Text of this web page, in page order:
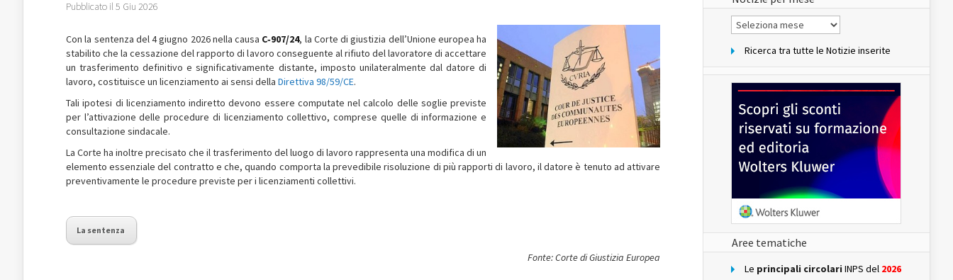
Pubblicato il 5 Giu 2026
Con la sentenza del 4 giugno 2026 nella causa C‑907/24, la Corte di giustizia dell’Unione europea ha
stabilito che la cessazione del rapporto di lavoro conseguente al rifiuto del lavoratore di accettare
un trasferimento definitivo e significativamente distante, imposto unilateralmente dal datore di
lavoro, costituisce un licenziamento ai sensi della Direttiva 98/59/CE.
Tali ipotesi di licenziamento indiretto devono essere computate nel calcolo delle soglie previste
per l’attivazione delle procedure di licenziamento collettivo, comprese quelle di informazione e
consultazione sindacale.
La Corte ha inoltre precisato che il trasferimento del luogo di lavoro rappresenta una modifica di un
elemento essenziale del contratto e che, quando comporta la prevedibile risoluzione di più rapporti di lavoro, il datore è tenuto ad attivare
preventivamente le procedure previste per i licenziamenti collettivi.
La sentenza
Fonte: Corte di Giustizia Europea
Notizie
per
Ricerca tra tutte le Notizie inserite
Aree tematiche
Le principali circolari INPS del 2026